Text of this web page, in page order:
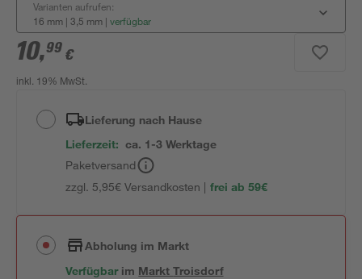
Varianten aufrufen:
16 mm | 3,5 mm | verfügbar
10,99 €
inkl. 19% MwSt.
Lieferung nach Hause
Lieferzeit: ca. 1-3 Werktage
Paketversand
zzgl. 5,95€ Versandkosten | frei ab 59€
Abholung im Markt
Verfügbar im MarktTroisdorf